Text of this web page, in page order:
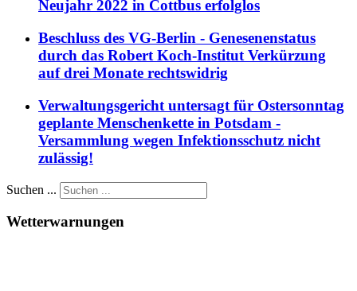
Neujahr 2022 in Cottbus erfolglos
Beschluss des VG-Berlin - Genesenenstatus
durch das Robert Koch-Institut Verkürzung
auf drei Monate rechtswidrig
Verwaltungsgericht untersagt für Ostersonntag
geplante Menschenkette in Potsdam -
Versammlung wegen Infektionsschutz nicht
zulässig!
Suchen ...
Wetterwarnungen